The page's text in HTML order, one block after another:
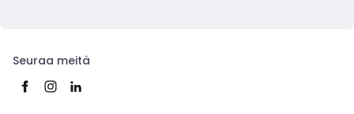
Seuraa meitä